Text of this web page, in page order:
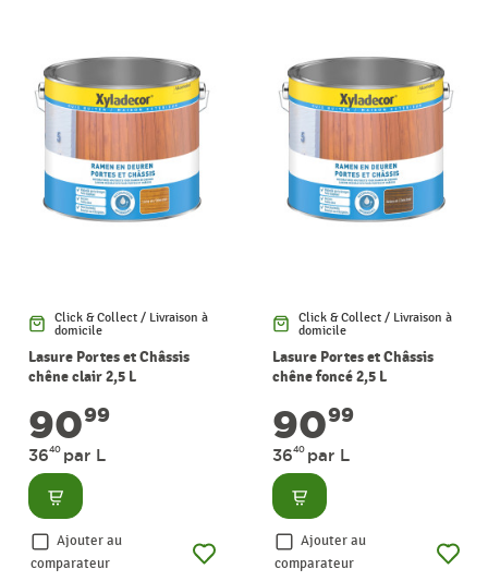
Click & Collect / Livraison à
domicile
Lasure Portes et Châssis
chêne clair 2,5 L
9099
3640 par L
Consulter
Ajouter au
comparateur
Click & Collect / Livraison à
domicile
Lasure Portes et Châssis
chêne foncé 2,5 L
9099
3640 par L
Consulter
Ajouter au
comparateur